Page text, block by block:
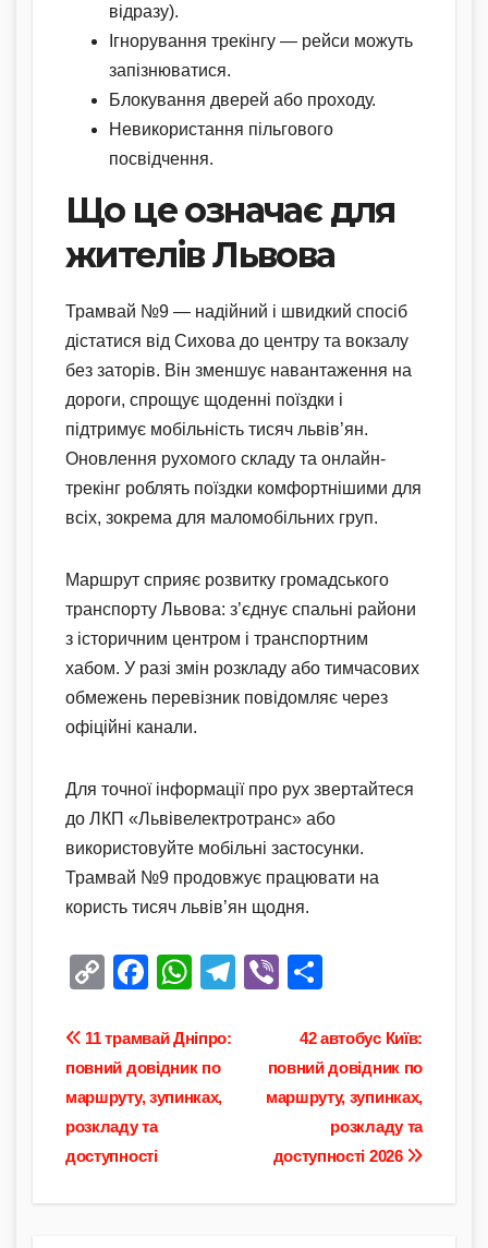
відразу).
Ігнорування трекінгу — рейси можуть
запізнюватися.
Блокування дверей або проходу.
Невикористання пільгового
посвідчення.
Що це означає для
жителів Львова
Трамвай №9 — надійний і швидкий спосіб
дістатися від Сихова до центру та вокзалу
без заторів. Він зменшує навантаження на
дороги, спрощує щоденні поїздки і
підтримує мобільність тисяч львів’ян.
Оновлення рухомого складу та онлайн-
трекінг роблять поїздки комфортнішими для
всіх, зокрема для маломобільних груп.
Маршрут сприяє розвитку громадського
транспорту Львова: з’єднує спальні райони
з історичним центром і транспортним
хабом. У разі змін розкладу або тимчасових
обмежень перевізник повідомляє через
офіційні канали.
Для точної інформації про рух звертайтеся
до ЛКП «Львівелектротранс» або
використовуйте мобільні застосунки.
Трамвай №9 продовжує працювати на
користь тисяч львів’ян щодня.
C
p
y
Li
n
F
c
e
b
o
k
W
at
s
A
T
Vi
er ді
л
и
т
с
Навігація
записів
42 автобус Київ:
повний довідник по
маршруту, зупинках,
розкладу та
доступності 2026
11 трамвай Дніпро:
повний довідник по
маршруту, зупинках,
розкладу та
доступності